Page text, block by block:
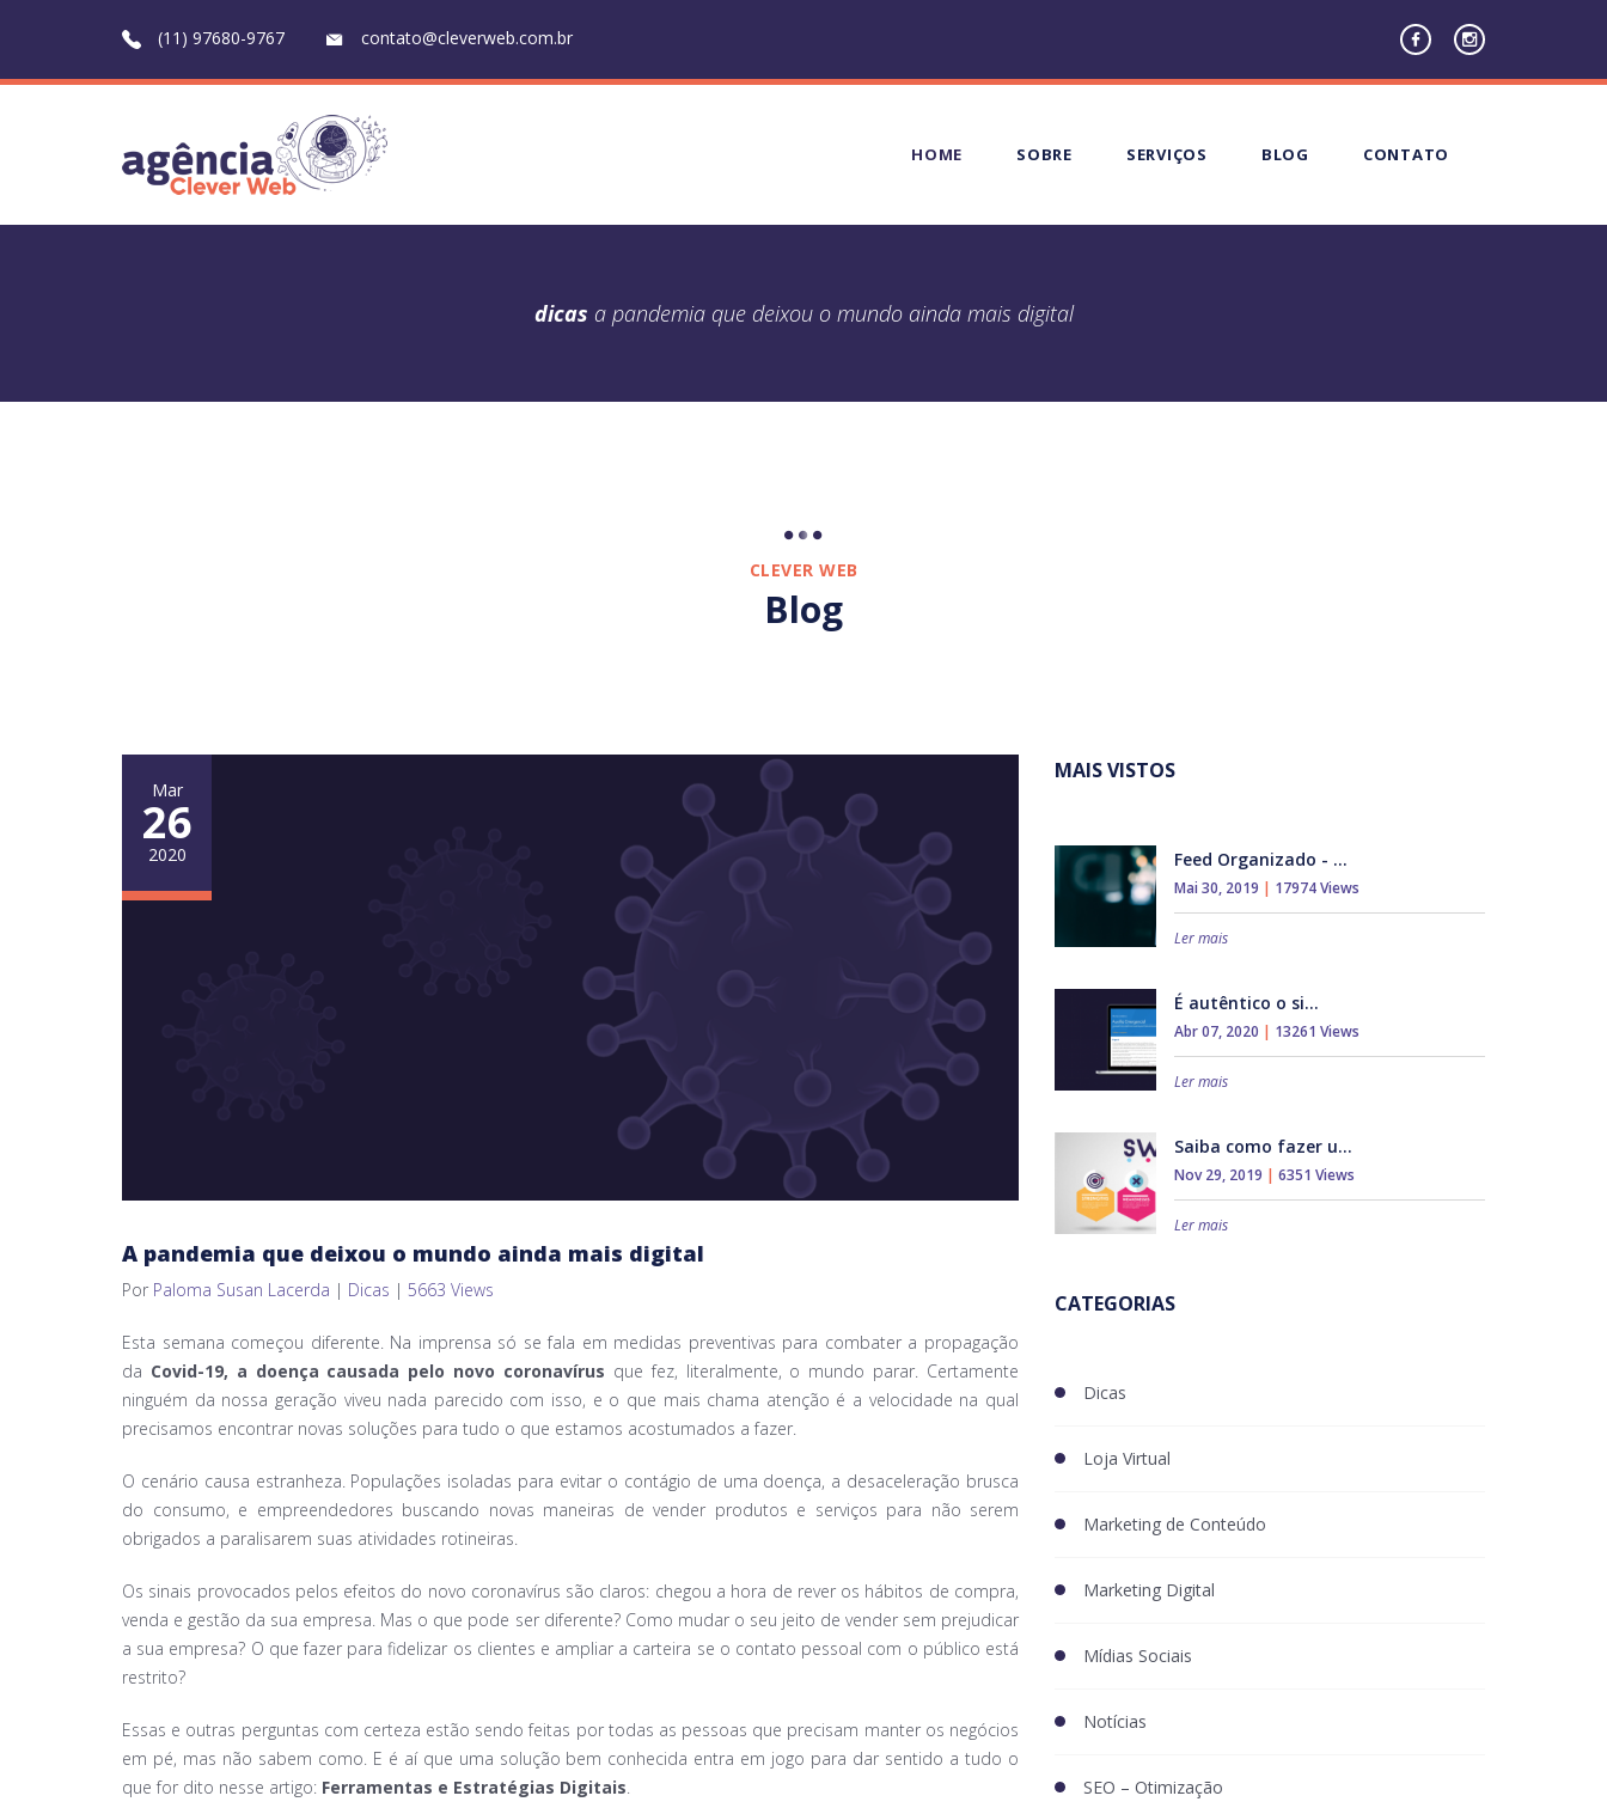
(11) 97680-9767 contato@cleverweb.com.br
HOME SOBRE SERVIÇOS BLOG CONTATO
dicas a pandemia que deixou o mundo ainda mais digital
CLEVER WEB
Blog
Mar
26
2020
A pandemia que deixou o mundo ainda mais digital
Por Paloma Susan Lacerda | Dicas | 5663 Views
Esta semana começou diferente. Na imprensa só se fala em medidas preventivas para combater a propagação
da Covid-19, a doença causada pelo novo coronavírus que fez, literalmente, o mundo parar. Certamente
ninguém da nossa geração viveu nada parecido com isso, e o que mais chama atenção é a velocidade na qual
precisamos encontrar novas soluções para tudo o que estamos acostumados a fazer.
O cenário causa estranheza. Populações isoladas para evitar o contágio de uma doença, a desaceleração brusca
do consumo, e empreendedores buscando novas maneiras de vender produtos e serviços para não serem
obrigados a paralisarem suas atividades rotineiras.
Os sinais provocados pelos efeitos do novo coronavírus são claros: chegou a hora de rever os hábitos de compra,
venda e gestão da sua empresa. Mas o que pode ser diferente? Como mudar o seu jeito de vender sem prejudicar
a sua empresa? O que fazer para fidelizar os clientes e ampliar a carteira se o contato pessoal com o público está
restrito?
Essas e outras perguntas com certeza estão sendo feitas por todas as pessoas que precisam manter os negócios
em pé, mas não sabem como. E é aí que uma solução bem conhecida entra em jogo para dar sentido a tudo o
que for dito nesse artigo: Ferramentas e Estratégias Digitais
MAIS VISTOS
Feed Organizado - ...
Mai 30, 2019 | 17974 Views
Ler mais
É autêntico o si...
Abr 07, 2020 | 13261 Views
Ler mais
Saiba como fazer u...
Nov 29, 2019 | 6351 Views
Ler mais
CATEGORIAS
Dicas
Loja Virtual
Marketing de Conteúdo
Marketing Digital
Mídias Sociais
Notícias
SEO – Otimização